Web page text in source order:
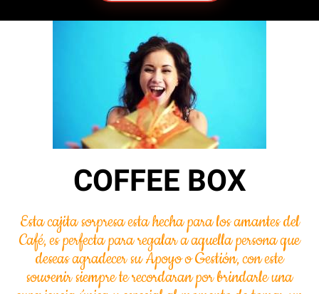
COFFEE BOX
Esta cajita sorpresa esta hecha para los amantes del
Café, es perfecta para regalar a aquella persona que
deseas agradecer su Apoyo o Gestión, con este
souvenir siempre te recordaran por brindarle una